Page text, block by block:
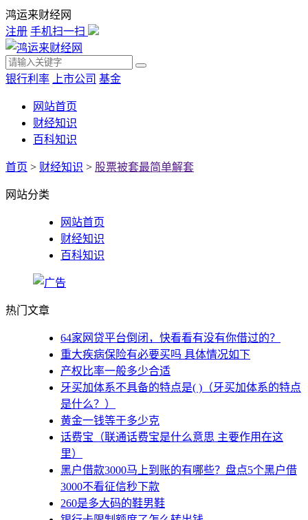
鸿运来财经网
注册 手机扫一扫
银行利率 上市公司 基金
网站首页
财经知识
百科知识
首页 > 财经知识 > 股票被套最简单解套
网站分类
网站首页
财经知识
百科知识
热门文章
64家网贷平台倒闭，快看看有没有你借过的？
重大疾病保险有必要买吗 具体情况如下
产权比率一般多少合适
牙买加体系不具备的特点是( )（牙买加体系的特点
是什么？）
黄金一钱等于多少克
话费宝（联通话费宝是什么意思 主要作用在这
里）
黑户借款3000马上到账的有哪些？盘点5个黑户借
3000不看征信秒下款
260是多大码的鞋男鞋